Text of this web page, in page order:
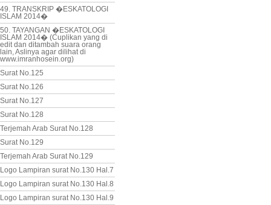
49. TRANSKRIP �ESKATOLOGI
ISLAM 2014�
50. TAYANGAN �ESKATOLOGI
ISLAM 2014� (Cuplikan yang di
edit dan ditambah suara orang
lain, Aslinya agar dilihat di
www.imranhosein.org)
Surat No.125
Surat No.126
Surat No.127
Surat No.128
Terjemah Arab Surat No.128
Surat No.129
Terjemah Arab Surat No.129
Logo Lampiran surat No.130 Hal.7
Logo Lampiran surat No.130 Hal.8
Logo Lampiran surat No.130 Hal.9